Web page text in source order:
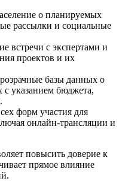
о планируемых
рассылки и социальные
встречи с экспертами и
проектов и их
базы данных о
с указанием бюджета,
форм участия для
онлайн-трансляции и
повысить доверие к
прямое влияние